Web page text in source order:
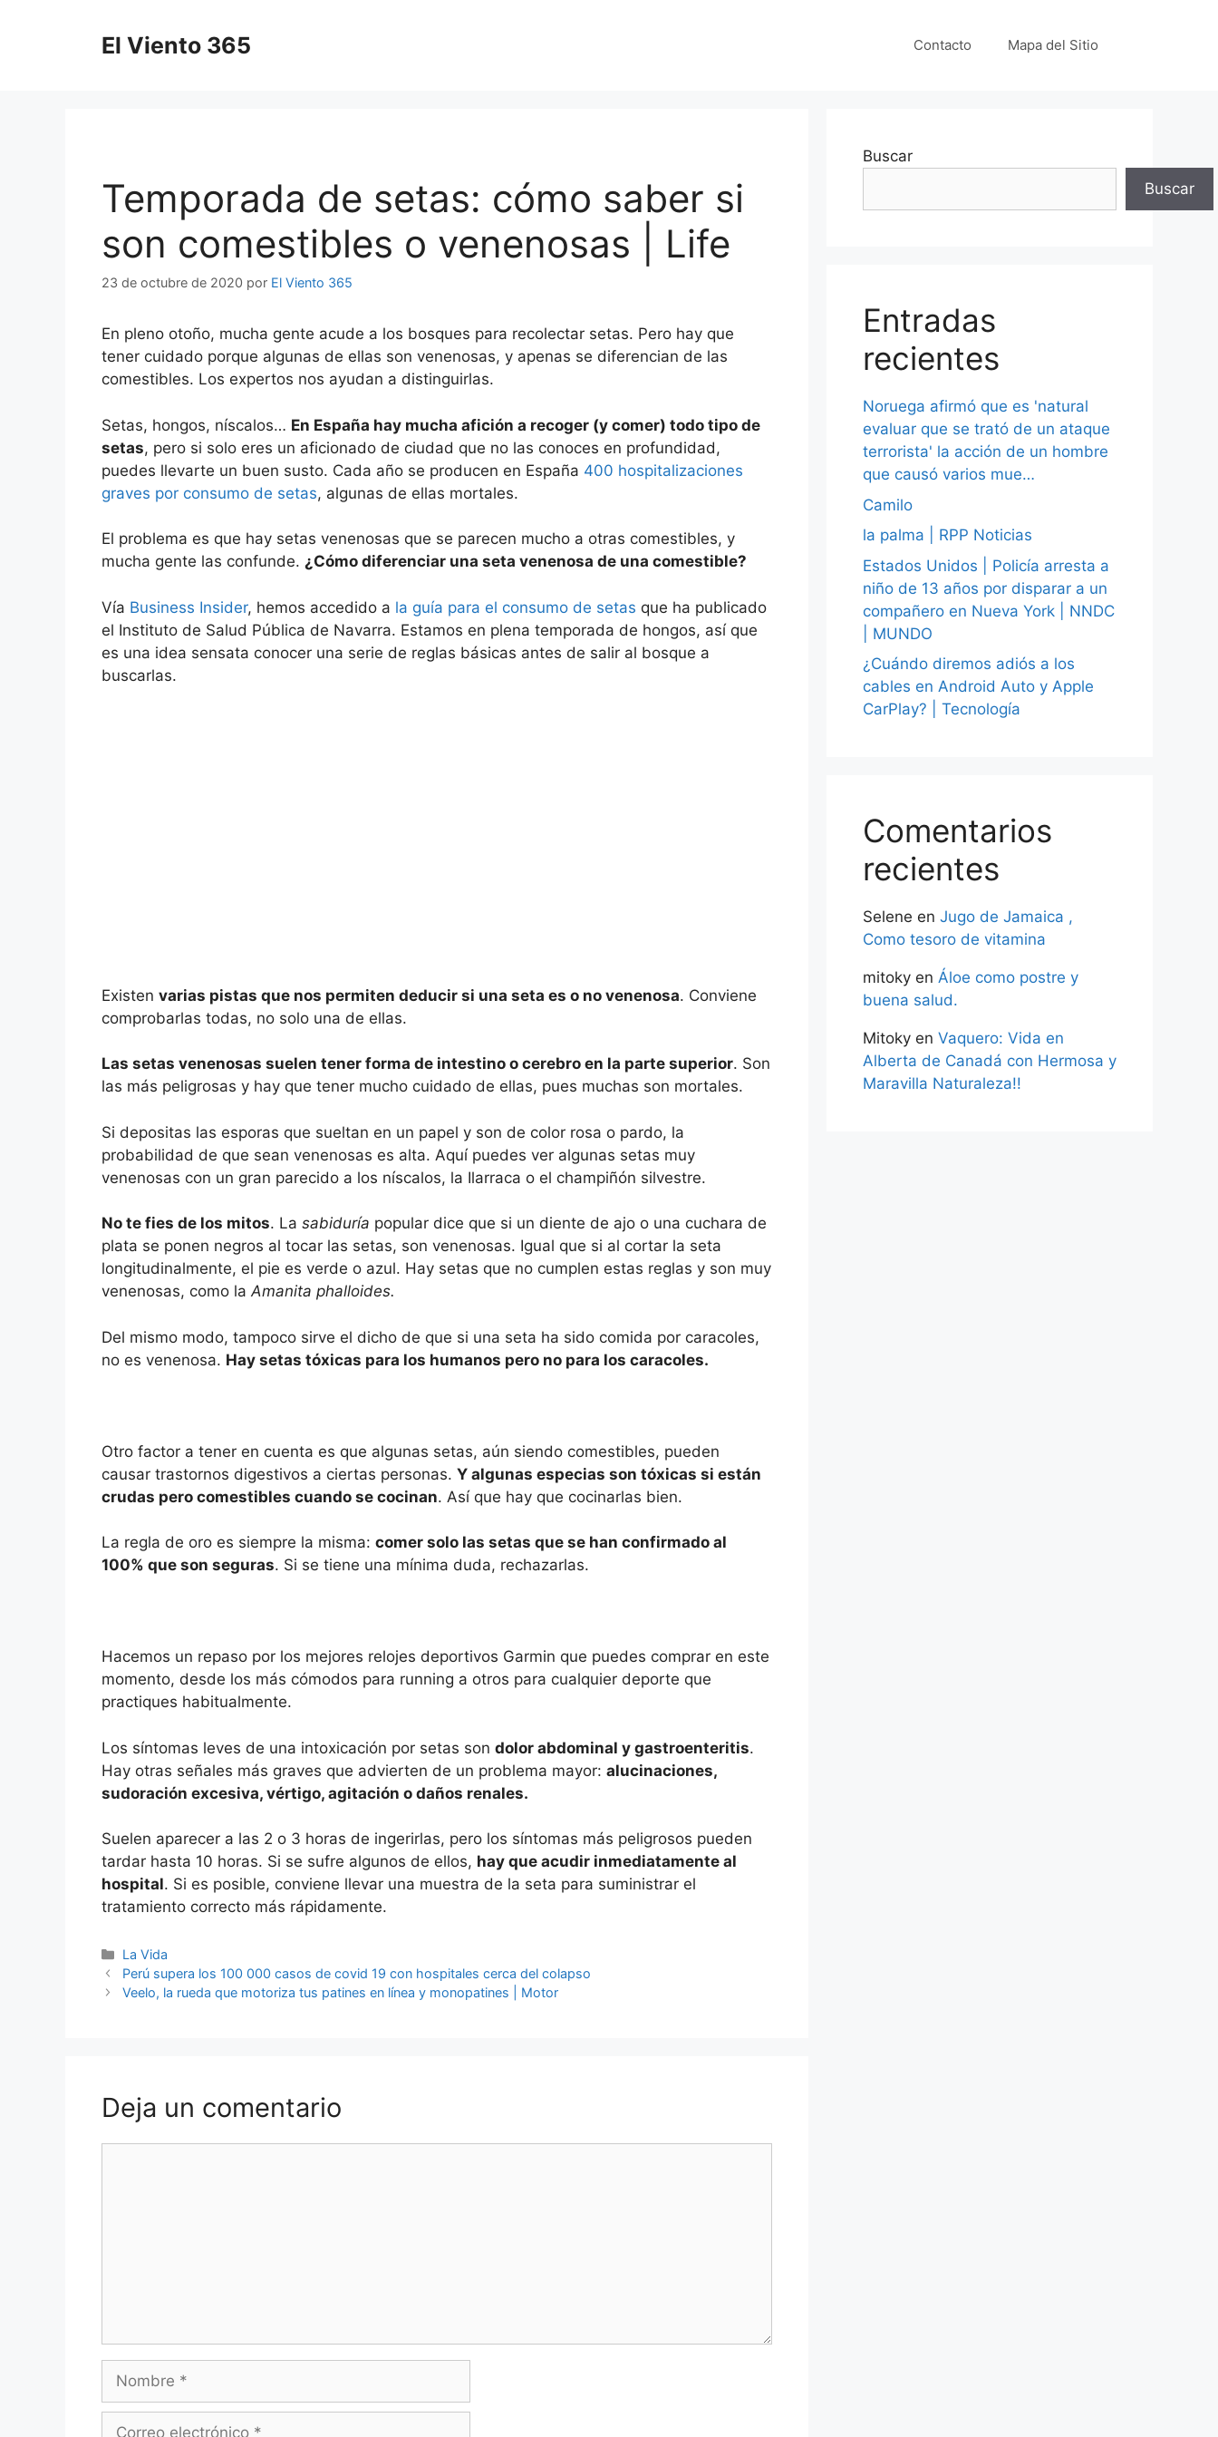
El Viento 365 Contacto Mapa del Sitio
Temporada de setas: cómo saber si
son comestibles o venenosas | Life
23 de octubre de 2020 por El Viento 365
En pleno otoño, mucha gente acude a los bosques para recolectar setas. Pero hay que
tener cuidado porque algunas de ellas son venenosas, y apenas se diferencian de las
comestibles. Los expertos nos ayudan a distinguirlas.
Setas, hongos, níscalos… En España hay mucha afición a recoger (y comer) todo tipo de
setas, pero si solo eres un aficionado de ciudad que no las conoces en profundidad,
puedes llevarte un buen susto. Cada año se producen en España 400 hospitalizaciones
graves por consumo de setas, algunas de ellas mortales.
El problema es que hay setas venenosas que se parecen mucho a otras comestibles, y
mucha gente las confunde. ¿Cómo diferenciar una seta venenosa de una comestible?
Vía Business Insider, hemos accedido a la guía para el consumo de setas que ha publicado
el Instituto de Salud Pública de Navarra. Estamos en plena temporada de hongos, así que
es una idea sensata conocer una serie de reglas básicas antes de salir al bosque a
buscarlas.
Existen varias pistas que nos permiten deducir si una seta es o no venenosa. Conviene
comprobarlas todas, no solo una de ellas.
Las setas venenosas suelen tener forma de intestino o cerebro en la parte superior. Son
las más peligrosas y hay que tener mucho cuidado de ellas, pues muchas son mortales.
Si depositas las esporas que sueltan en un papel y son de color rosa o pardo, la
probabilidad de que sean venenosas es alta. Aquí puedes ver algunas setas muy
venenosas con un gran parecido a los níscalos, la Ilarraca o el champiñón silvestre.
No te fies de los mitos. La sabiduría popular dice que si un diente de ajo o una cuchara de
plata se ponen negros al tocar las setas, son venenosas. Igual que si al cortar la seta
longitudinalmente, el pie es verde o azul. Hay setas que no cumplen estas reglas y son muy
venenosas, como laAmanita phalloides.
Del mismo modo, tampoco sirve el dicho de que si una seta ha sido comida por caracoles,
no es venenosa. Hay setas tóxicas para los humanos pero no para los caracoles.
Otro factor a tener en cuenta es que algunas setas, aún siendo comestibles, pueden
causar trastornos digestivos a ciertas personas. Y algunas especias son tóxicas si están
crudas pero comestibles cuando se cocinan. Así que hay que cocinarlas bien.
La regla de oro es siempre la misma: comer solo las setas que se han confirmado al
100% que son seguras. Si se tiene una mínima duda, rechazarlas.
Hacemos un repaso por los mejores relojes deportivos Garmin que puedes comprar en este
momento, desde los más cómodos para running a otros para cualquier deporte que
practiques habitualmente.
Los síntomas leves de una intoxicación por setas son dolor abdominal y gastroenteritis.
Hay otras señales más graves que advierten de un problema mayor: alucinaciones,
sudoración excesiva, vértigo, agitación o daños renales.
Suelen aparecer a las 2 o 3 horas de ingerirlas, pero los síntomas más peligrosos pueden
tardar hasta 10 horas. Si se sufre algunos de ellos, hay que acudir inmediatamente al
hospital. Si es posible, conviene llevar una muestra de la seta para suministrar el
tratamiento correcto más rápidamente.
Categorías
La Vida
Perú supera los 100 000 casos de covid 19 con hospitales cerca del colapso
Veelo, la rueda que motoriza tus patines en línea y monopatines | Motor
Deja un comentario
Nombre
Correo
Buscar
Buscar
Entradas
recientes
Noruega afirmó que es 'natural
evaluar que se trató de un ataque
terrorista' la acción de un hombre
que causó varios mue…
Camilo
la palma | RPP Noticias
Estados Unidos | Policía arresta a
niño de 13 años por disparar a un
compañero en Nueva York | NNDC
| MUNDO
¿Cuándo diremos adiós a los
cables en Android Auto y Apple
CarPlay? | Tecnología
Comentarios
recientes
Selene en Jugo de Jamaica ,
Como tesoro de vitamina
mitoky en Áloe como postre y
buena salud.
Mitoky en Vaquero: Vida en
Alberta de Canadá con Hermosa y
Maravilla Naturaleza!!